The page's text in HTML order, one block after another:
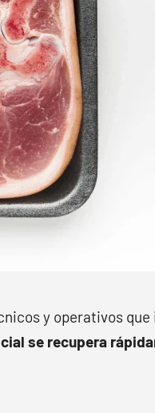
y operativos
se recupera